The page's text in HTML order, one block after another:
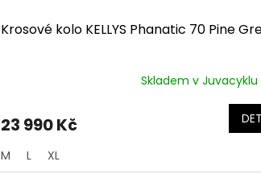
Krosové kolo KELLYS Phanatic 70 Pine
Skladem v Juvacyklu
23 990 Kč
M L XL